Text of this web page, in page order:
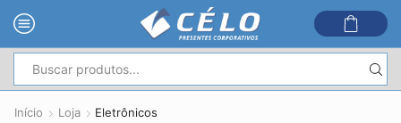
de
Início Loja Eletrônicos